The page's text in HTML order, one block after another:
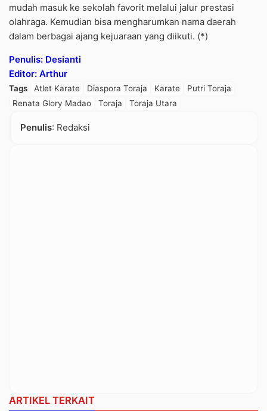
mudah masuk ke sekolah favorit melalui jalur prestasi
olahraga. Kemudian bisa mengharumkan nama daerah
dalam berbagai ajang kejuaraan yang diikuti. (*)
Penulis: Desianti
Editor: Arthur
Tags Atlet Karate Diaspora Toraja Karate
Putri Toraja
Renata Glory Madao
Toraja Toraja Utara
Penulis: Redaksi
ARTIKEL TERKAIT